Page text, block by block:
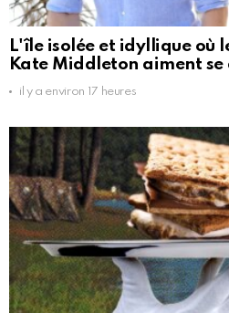
L'île isolée et idyllique où
Kate Middleton aiment
il y a environ 17 heures